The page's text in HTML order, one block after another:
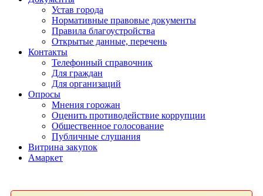
Устав города
Нормативные правовые документы
Правила благоустройства
Открытые данные, перечень
Контакты
Телефонный справочник
Для граждан
Для организаций
Опросы
Мнения горожан
Оценить противодействие коррупции
Общественное голосование
Публичные слушания
Витрина закупок
Амаркет